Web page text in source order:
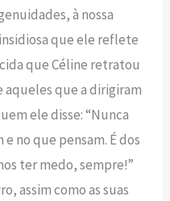
à nossa
que ele reflete
que Céline retratou
aqueles que a dirigiram
ele disse: “Nunca
no que pensam. É dos
ter medo, sempre!”
assim como as suas